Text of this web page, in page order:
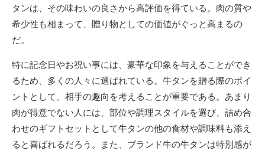
タンは、その味わいの良さから高評価を得ている。肉の質や
希少性も相まって、贈り物としての価値がぐっと高まるの
だ。
特に記念日やお祝い事には、豪華な印象を与えることができ
るため、多くの人々に選ばれている。牛タンを贈る際のポイ
ントとして、相手の趣向を考えることが重要である。あまり
肉が得意でない人には、部位や調理スタイルを選び、詰め合
わせのギフトセットとして牛タンの他の食材や調味料も添え
ると喜ばれるだろう。また、ブランド牛の牛タンは特別感が